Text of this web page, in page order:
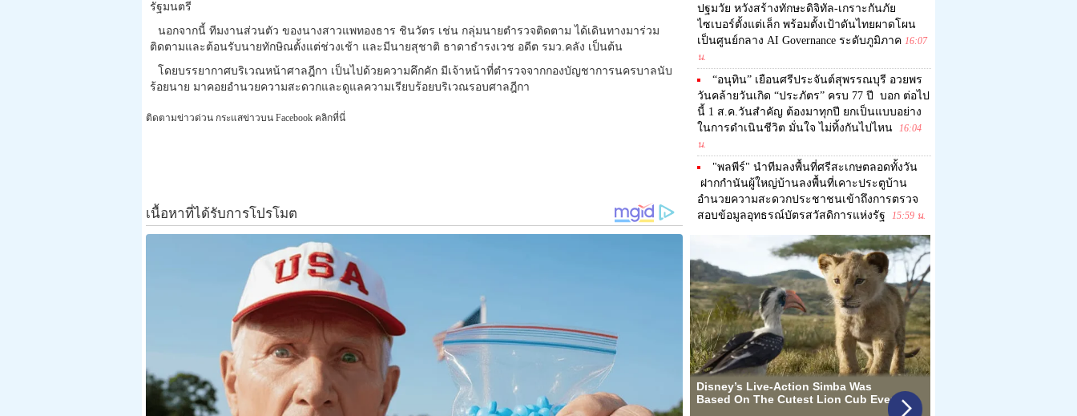
รัฐมนตรี
นอกจากนี้ ทีมงานส่วนตัว ของนางสาวแพทองธาร ชินวัตร เช่น กลุ่มนายตำรวจติดตาม ได้เดินทางมาร่วม
ติดตามและต้อนรับนายทักษิณตั้งแต่ช่วงเช้า และมีนายสุชาติ ธาดาธำรงเวช อดีต รมว.คลัง เป็นต้น
โดยบรรยากาศบริเวณหน้าศาลฎีกา เป็นไปด้วยความคึกคัก มีเจ้าหน้าที่ตำรวจจากกองบัญชาการนครบาลนับ
ร้อยนาย มาคอยอำนวยความสะดวกและดูแลความเรียบร้อยบริเวณรอบศาลฎีกา
ติดตามข่าวด่วน กระแสข่าวบน Facebook คลิกที่นี่
ปฐมวัย หวังสร้างทักษะดิจิทัล-เกราะกันภัย
ไซเบอร์ตั้งแต่เล็ก พร้อมตั้งเป้าดันไทยผาดโผน
เป็นศูนย์กลาง AI Governance ระดับภูมิภาค 16:07
น.
“อนุทิน” เยือนศรีประจันต์สุพรรณบุรี อวยพร
วันคล้ายวันเกิด “ประภัตร” ครบ 77 ปี บอก ต่อไป
นี้ 1 ส.ค.วันสำคัญ ต้องมาทุกปี ยกเป็นแบบอย่าง
ในการดำเนินชีวิต มั่นใจ ไม่ทิ้งกันไปไหน 16:04
น.
"พลพีร์" นำทีมลงพื้นที่ศรีสะเกษตลอดทั้งวัน
ฝากกำนันผู้ใหญ่บ้านลงพื้นที่เคาะประตูบ้าน
อำนวยความสะดวกประชาชนเข้าถึงการตรวจ
สอบข้อมูลอุทธรณ์บัตรสวัสดิการแห่งรัฐ
15:59 น.